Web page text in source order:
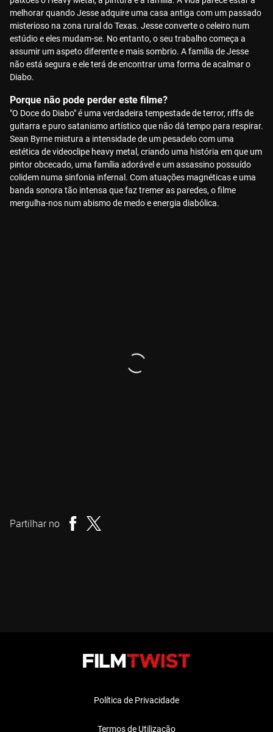
melhorar quando Jesse adquire uma casa antiga com um passado
misterioso na zona rural do Texas. Jesse converte o celeiro num
estúdio e eles mudam-se. No entanto, o seu trabalho começa a
assumir um aspeto diferente e mais sombrio. A família de Jesse
não está segura e ele terá de encontrar uma forma de acalmar o
Diabo.
Porque não pode perder este filme?
"O Doce do Diabo" é uma verdadeira tempestade de terror, riffs de
guitarra e puro satanismo artístico que não dá tempo para respirar.
Sean Byrne mistura a intensidade de um pesadelo com uma
estética de videoclipe heavy metal, criando uma história em que um
pintor obcecado, uma família adorável e um assassino possuído
colidem numa sinfonia infernal. Com atuações magnéticas e uma
banda sonora tão intensa que faz tremer as paredes, o filme
mergulha-nos num abismo de medo e energia diabólica.
Partilhar no
Política de Privacidade
Termos de Utilização